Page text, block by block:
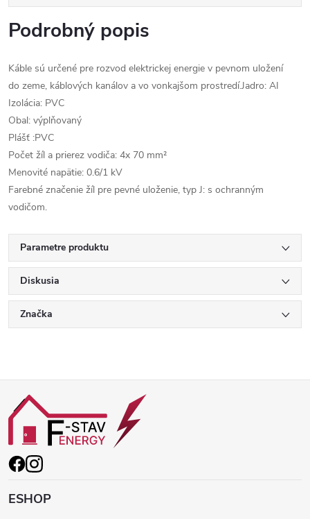
Podrobný popis
Káble sú určené pre rozvod elektrickej energie v pevnom uložení
do zeme, káblových kanálov a vo vonkajšom prostredí.Jadro: AI
Izolácia: PVC
Obal: výplňovaný
Plášť :PVC
Počet žíl a prierez vodiča: 4x 70 mm²
Menovité napätie: 0.6/1 kV
Farebné značenie žíl pre pevné uloženie, typ J: s ochranným
vodičom.
Parametre produktu
Diskusia
Značka
á
p
äESHOP